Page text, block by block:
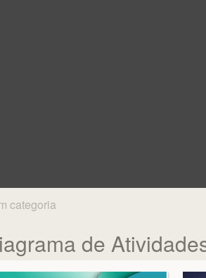
categoria
de